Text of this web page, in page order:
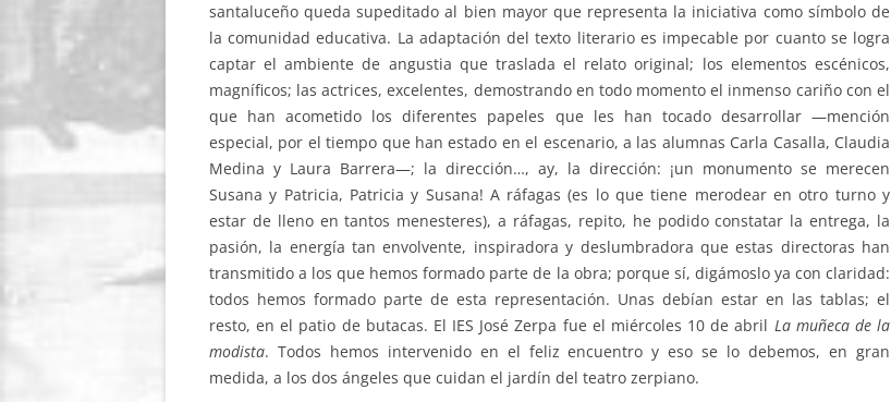
santaluceño queda supeditado al bien mayor que representa la iniciativa como símbolo de
la comunidad educativa. La adaptación del texto literario es impecable por cuanto se logra
captar el ambiente de angustia que traslada el relato original; los elementos escénicos,
magníficos; las actrices, excelentes, demostrando en todo momento el inmenso cariño con el
que han acometido los diferentes papeles que les han tocado desarrollar —mención
especial, por el tiempo que han estado en el escenario, a las alumnas Carla Casalla, Claudia
Medina y Laura Barrera—; la dirección…, ay, la dirección: ¡un monumento se merecen
Susana y Patricia, Patricia y Susana! A ráfagas (es lo que tiene merodear en otro turno y
estar de lleno en tantos menesteres), a ráfagas, repito, he podido constatar la entrega, la
pasión, la energía tan envolvente, inspiradora y deslumbradora que estas directoras han
transmitido a los que hemos formado parte de la obra; porque sí, digámoslo ya con claridad:
todos hemos formado parte de esta representación. Unas debían estar en las tablas; el
resto, en el patio de butacas. El IES José Zerpa fue el miércoles 10 de abril La muñeca de la
modista. Todos hemos intervenido en el feliz encuentro y eso se lo debemos, en gran
medida, a los dos ángeles que cuidan el jardín del teatro zerpiano.